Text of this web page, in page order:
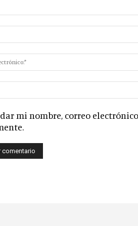
mi nombre, correo